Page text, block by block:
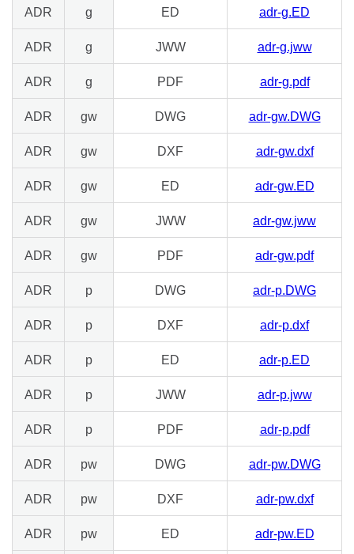
ADR g ED adr-g.ED
ADR g JWW adr-g.jww
ADR g PDF adr-g.pdf
ADR gw DWG adr-gw.DWG
ADR gw DXF adr-gw.dxf
ADR gw ED adr-gw.ED
ADR gw JWW adr-gw.jww
ADR gw PDF adr-gw.pdf
ADR p DWG adr-p.DWG
ADR p DXF adr-p.dxf
ADR p ED adr-p.ED
ADR p JWW adr-p.jww
ADR p PDF adr-p.pdf
ADR pw DWG adr-pw.DWG
ADR pw DXF adr-pw.dxf
ADR pw ED adr-pw.ED